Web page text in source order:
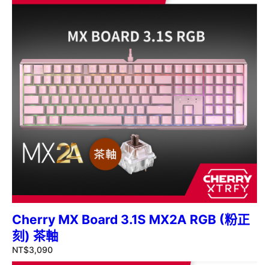
Cherry MX Board 3.1S MX2A RGB (粉正
刻) 茶軸
NT$3,090